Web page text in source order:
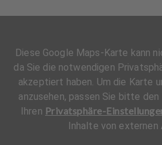
Diese Google Maps-Karte kann
da Sie die notwendigen
akzeptiert haben. Um die Karte
anzusehen, passen Sie bitte
Ihren Privatsphäre-
Inhalte von externen